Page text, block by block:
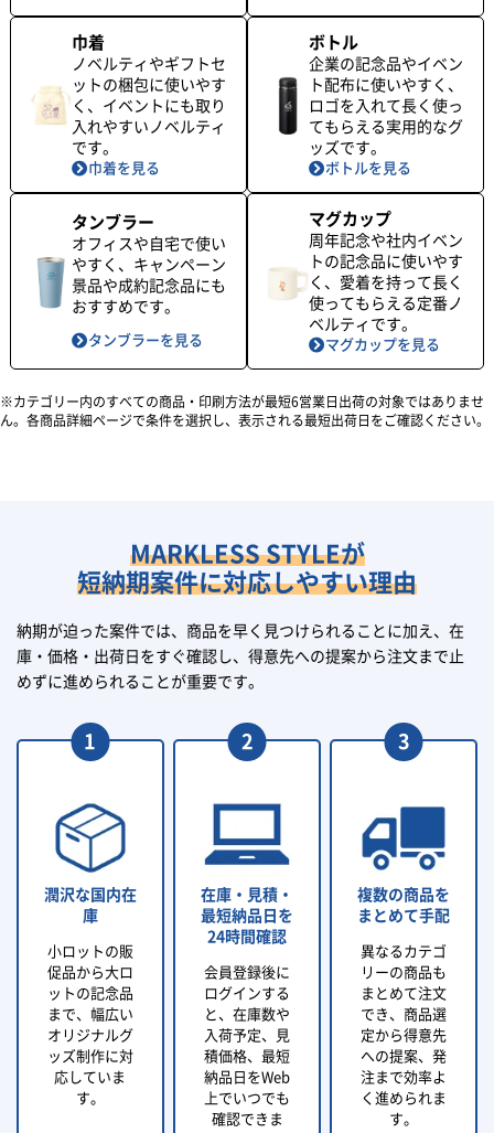
巾着
ノベルティやギフトセ
ットの梱包に使いやす
く、イベントにも取り
入れやすいノベルティ
です。
巾着を見る
ボトル
企業の記念品やイベン
ト配布に使いやすく、
ロゴを入れて長く使っ
てもらえる実用的なグ
ッズです。
ボトルを見る
タンブラー
オフィスや自宅で使い
やすく、キャンペーン
景品や成約記念品にも
おすすめです。
タンブラーを見る
マグカップ
周年記念や社内イベン
トの記念品に使いやす
く、愛着を持って長く
使ってもらえる定番ノ
ベルティです。
マグカップを見る
カテゴリー内のすべての商品・印刷方法が最短6営業日出荷の対象ではありませ
ん。各商品詳細ページで条件を選択し、表示される最短出荷日をご確認ください。
MARKLESS STYLEが
短納期案件に対応しやすい理由
納期が迫った案件では、商品を早く見つけられることに加え、在
庫・価格・出荷日をすぐ確認し、得意先への提案から注文まで止
めずに進められることが重要です。
潤沢な国内在
庫
小ロットの販
促品から大ロ
ットの記念品
まで、幅広い
オリジナルグ
ッズ制作に対
応していま
す。
在庫・見積・
最短納品日を
24時間確認
会員登録後に
ログインする
と、在庫数や
入荷予定、見
積価格、最短
納品日をWeb
上でいつでも
確認できま
複数の商品を
まとめて手配
異なるカテゴ
リーの商品も
まとめて注文
でき、商品選
定から得意先
への提案、発
注まで効率よ
く進められま
す。